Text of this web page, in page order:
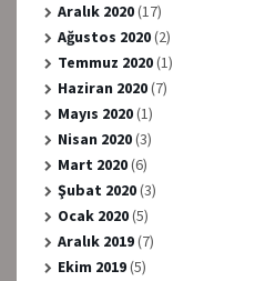
Aralık 2020(17)
Ağustos 2020(2)
Temmuz 2020(1)
Haziran 2020(7)
Mayıs 2020(1)
Nisan 2020(3)
Mart 2020(6)
Şubat 2020(3)
Ocak 2020(5)
Aralık 2019(7)
Ekim 2019(5)